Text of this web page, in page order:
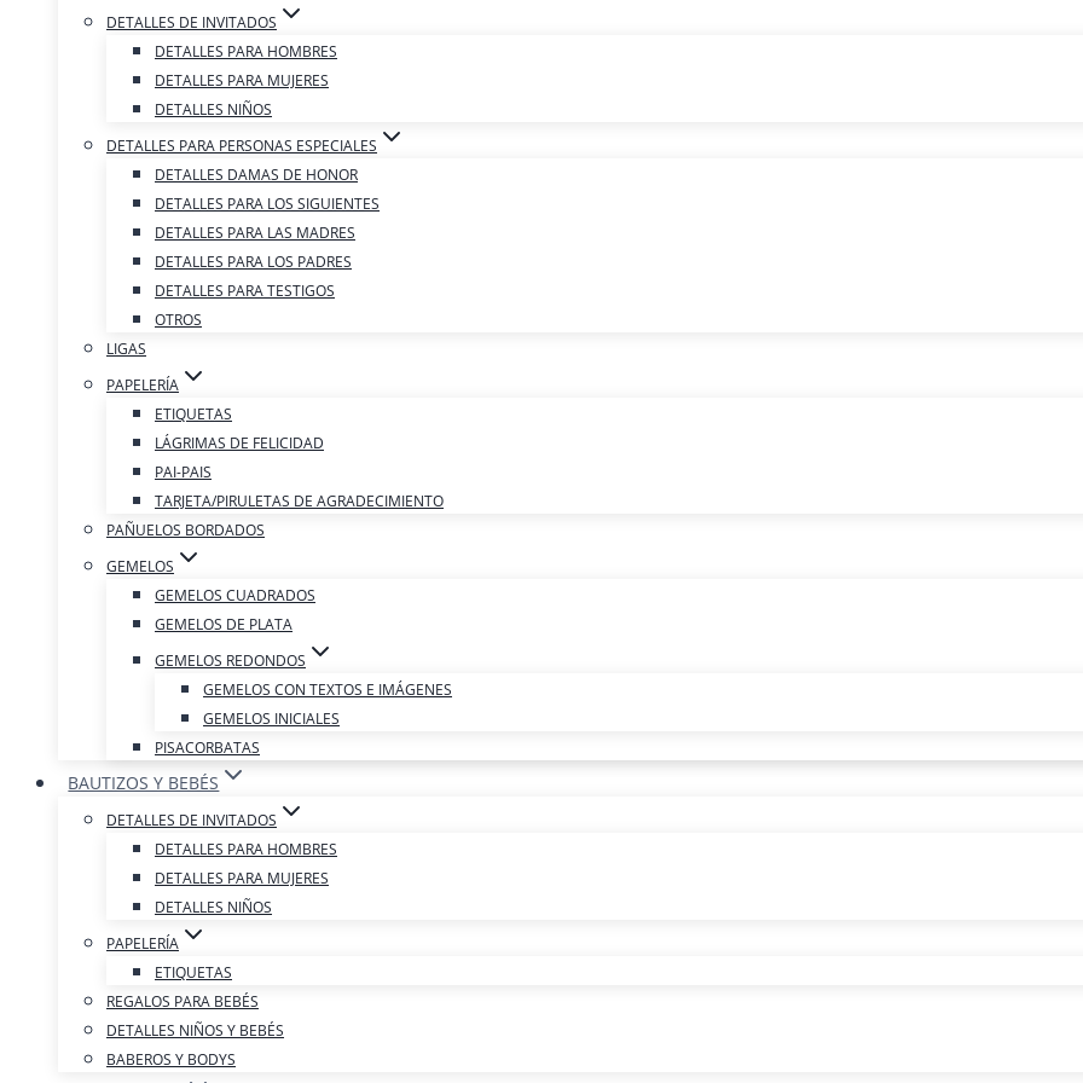
DETALLES DE INVITADOS
DETALLES PARA HOMBRES
DETALLES PARA MUJERES
DETALLES NIÑOS
DETALLES PARA PERSONAS ESPECIALES
DETALLES DAMAS DE HONOR
DETALLES PARA LOS SIGUIENTES
DETALLES PARA LAS MADRES
DETALLES PARA LOS PADRES
DETALLES PARA TESTIGOS
OTROS
LIGAS
PAPELERÍA
ETIQUETAS
LÁGRIMAS DE FELICIDAD
PAI-PAIS
TARJETA/PIRULETAS DE AGRADECIMIENTO
PAÑUELOS BORDADOS
GEMELOS
GEMELOS CUADRADOS
GEMELOS DE PLATA
GEMELOS REDONDOS
GEMELOS CON TEXTOS E IMÁGENES
GEMELOS INICIALES
PISACORBATAS
BAUTIZOS Y BEBÉS
DETALLES DE INVITADOS
DETALLES PARA HOMBRES
DETALLES PARA MUJERES
DETALLES NIÑOS
PAPELERÍA
ETIQUETAS
REGALOS PARA BEBÉS
DETALLES NIÑOS Y BEBÉS
BABEROS Y BODYS